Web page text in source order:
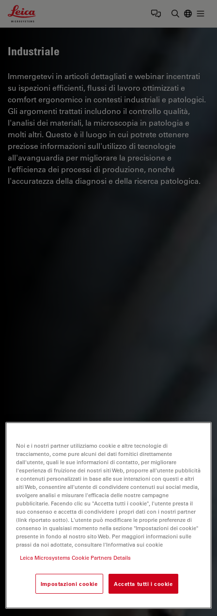
Leica Microsystems Logo
Industriale
Immergetevi in articoli dettagliati e webinar incentrati
su ispezioni efficienti, flussi di lavoro ottimizzati e
comfort ergonomico in contesti industriali e patologici.
Gli argomenti trattati includono il controllo qualità,
l'analisi dei materiali, la microscopia in patologia e
molti altri. Questo è il luogo in cui potrete ottenere
preziose informazioni sull'utilizzo di tecnologie
all'avanguardia per migliorare la precisione e
l'efficienza dei processi di produzione, nonché
l'accuratezza della diagnosi e della ricerca patologica.
Noi e i nostri partner utilizziamo cookie e altre tecnologie di
tracciamento, come pure alcuni dei dati fornitici direttamente
dall'utente, quali le sue informazioni di contatto, per migliorare
l'esperienza di fruizione dei nostri siti Web, proporre all'utente pubblicità
e contenuti personalizzati in base alle sue interazioni con questi e altri
siti Web, consentire all'utente di condividere contenuti sui social media,
svolgere analisi e misurare l'efficacia delle nostre campagne
pubblicitarie. Facendo clic su "Accetta tutti i cookie", l'utente presta il
suo consenso e accetta di condividere i propri dati con i nostri partner
(link riportato sotto). L'utente può modificare le proprie preferenze di
consenso in qualsiasi momento nella sezione "Impostazioni dei cookie"
presente in fondo al nostro sito Web. Per maggiori informazioni sulle
prassi da noi adottate, consultare l'Informativa sui cookie
Leica Microsystems Cookie Partners Details
Impostazioni cookie Accetta tutti i cookie